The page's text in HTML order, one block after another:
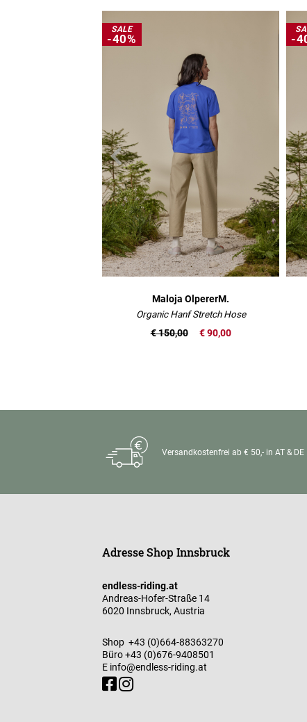
SALE
-40%
Maloja OlpererM.
Organic Hanf Stretch Hose
€ 90,00
€ 150,00
-
Versandkostenfrei ab € 50,- in AT & DE
Adresse Shop Innsbruck
endless-riding.at
Andreas-Hofer-Straße 14
6020 Innsbruck, Austria
Shop +43 (0)664-88363270
Büro+43 (0)676-9408501
E info@endless-riding.at